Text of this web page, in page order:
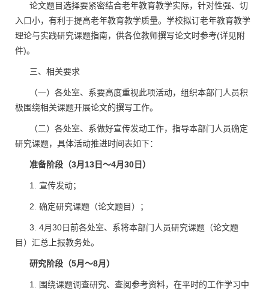
论文题目选择要紧密结合老年教育教学实际，针对性强、切
入口小，有利于提高老年教育教学质量。学校拟订老年教育教学
理论与实践研究课题指南，供各位教师撰写论文时参考(详见附
件)。
三、相关要求
（一）各处室、系要高度重视此项活动，组织本部门人员积
极围绕相关课题开展论文的撰写工作。
（二）各处室、系做好宣传发动工作，指导本部门人员确定
研究课题，具体活动推进时间表如下：
准备阶段（3月13日～4月30日）
1. 宣传发动；
2. 确定研究课题（论文题目）；
3. 4月30日前各处室、系将本部门人员研究课题（论文题
目）汇总上报教务处。
研究阶段（5月～8月）
1. 围绕课题调查研究、查阅参考资料，在平时的工作学习中